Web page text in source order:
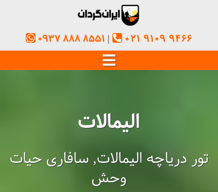
021 9109 9466
0937 888 8551
الیمالات
تور دریاچه الیمالات, سافاری حیات
وحش